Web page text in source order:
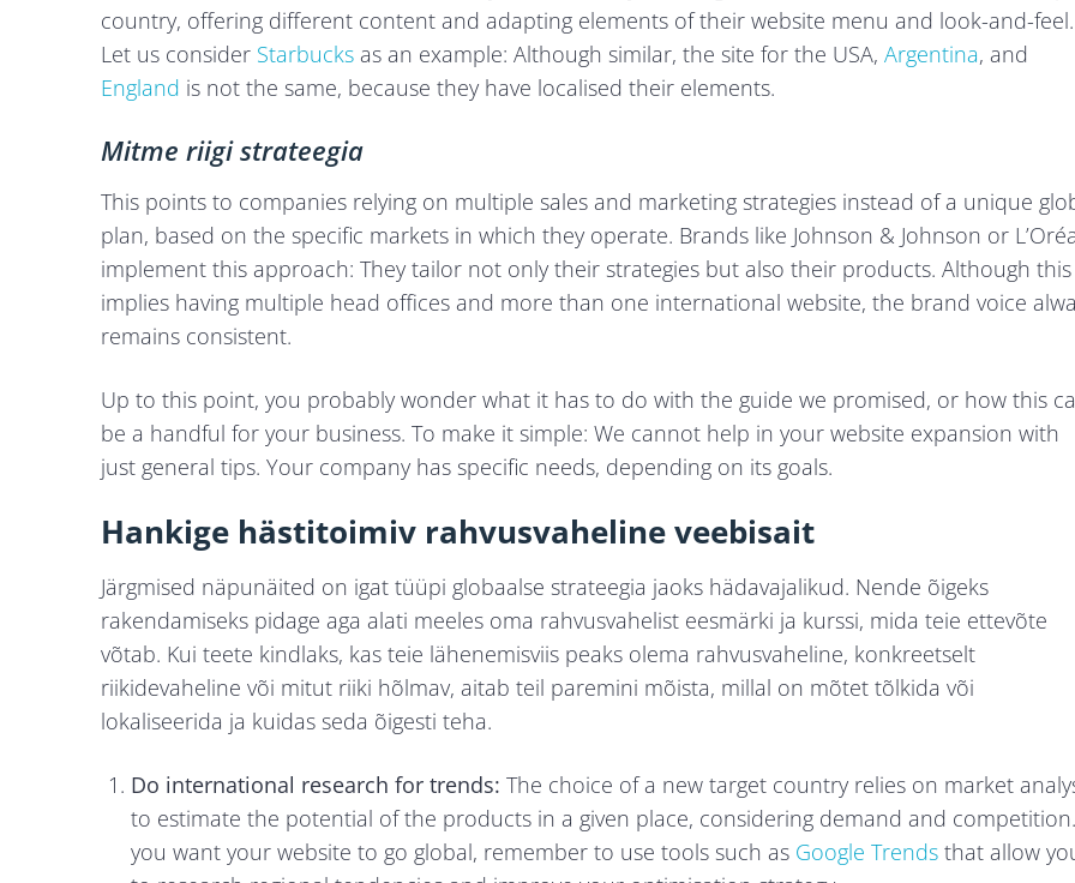
country, offering different content and adapting elements of their website menu and look-and-feel.
Let us consider Starbucks as an example: Although similar, the site for the USA, Argentina, and
England is not the same, because they have localised their elements.
Mitme riigi strateegia
This points to companies relying on multiple sales and marketing strategies instead of a unique
plan, based on the specific markets in which they operate. Brands like Johnson & Johnson or
implement this approach: They tailor not only their strategies but also their products. Although this
implies having multiple head offices and more than one international website, the brand voice
remains consistent.
Up to this point, you probably wonder what it has to do with the guide we promised, or how this
be a handful for your business. To make it simple: We cannot help in your website expansion with
just general tips. Your company has specific needs, depending on its goals.
Hankige hästitoimiv rahvusvaheline veebisait
Järgmised näpunäited on igat tüüpi globaalse strateegia jaoks hädavajalikud. Nende õigeks
rakendamiseks pidage aga alati meeles oma rahvusvahelist eesmärki ja kurssi, mida teie ettevõte
võtab. Kui teete kindlaks, kas teie lähenemisviis peaks olema rahvusvaheline, konkreetselt
riikidevaheline või mitut riiki hõlmav, aitab teil paremini mõista, millal on mõtet tõlkida või
lokaliseerida ja kuidas seda õigesti teha.
Do international research for trends: The choice of a new target country relies on market
to estimate the potential of the products in a given place, considering demand and
you want your website to go global, remember to use tools such as Google Trends that allow